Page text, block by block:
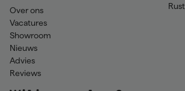
Over ons
Vacatures
Showroom
Nieuws
Advies
Reviews